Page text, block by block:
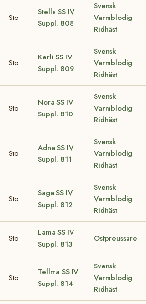
Sto
Stella SS IV
Suppl. 808
Svensk
Varmblodig
Ridhäst
Sto
Kerli SS IV
Suppl. 809
Svensk
Varmblodig
Ridhäst
Sto
Nora SS IV
Suppl. 810
Svensk
Varmblodig
Ridhäst
Sto
Adna SS IV
Suppl. 811
Svensk
Varmblodig
Ridhäst
Sto
Saga SS IV
Suppl. 812
Svensk
Varmblodig
Ridhäst
Sto
Lama SS IV
Suppl. 813
Ostpreussare
Sto
Tellma SS IV
Suppl. 814
Svensk
Varmblodig
Ridhäst